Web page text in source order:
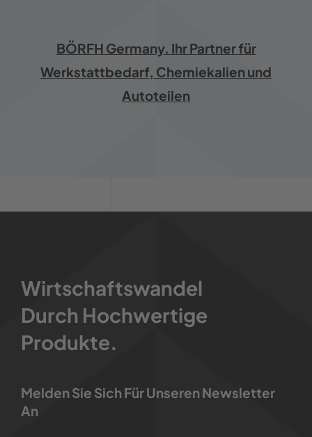
BÖRFH Germany. Ihr Partner für
Werkstattbedarf, Chemiekalien und
Autoteilen
Wirtschaftswandel
Durch Hochwertige
Produkte.
Melden Sie Sich Für Unseren Newsletter
An